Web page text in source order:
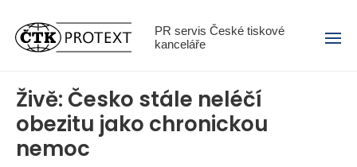
PR servis České tiskové
kanceláře
Menu
Živě: Česko stále neléčí
obezitu jako chronickou
nemoc